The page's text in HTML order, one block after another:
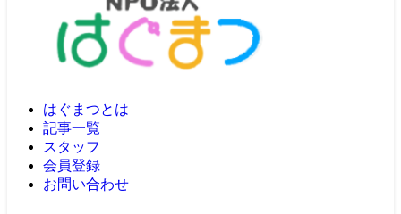
はぐまつとは
記事一覧
スタッフ
会員登録
お問い合わせ